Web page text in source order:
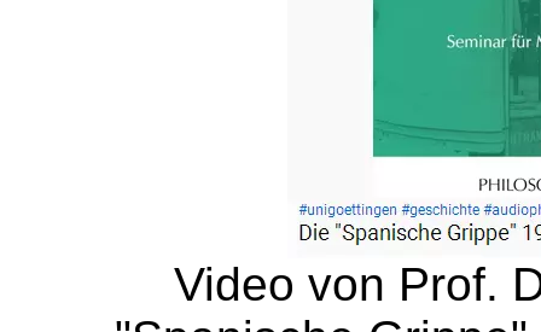
Video von Prof.